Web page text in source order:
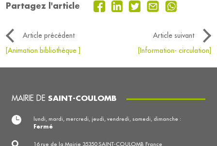
Partagez l'article
Article précédent
Article suivant
[Animation bibliothèque ]
[Information- circulation]
MAIRIE DE SAINT-COULOMB
16 rue de la Mairie 35350 SAINT-COULOMB France
lundi, mardi, mercredi, jeudi, vendredi, samedi, dimanche :
Fermé